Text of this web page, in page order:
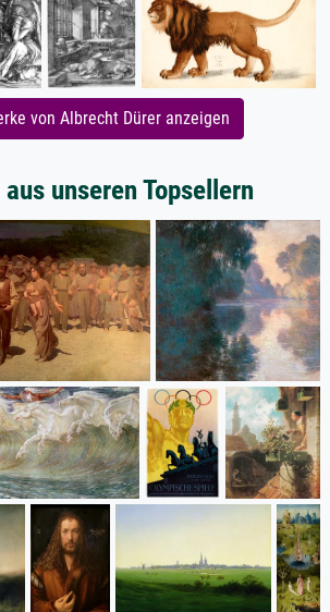
von Albrecht Dürer anzeigen
unseren Topsellern